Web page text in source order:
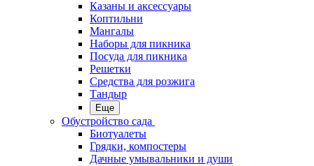
Казаны и аксессуары
Коптильни
Мангалы
Наборы для пикника
Посуда для пикника
Решетки
Средства для розжига
Тандыр
Еще
Обустройство сада
Биотуалеты
Грядки, компостеры
Дачные умывальники и души